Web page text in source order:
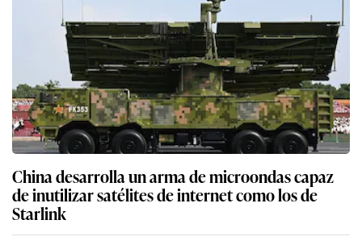
China desarrolla un arma de microondas capaz
de inutilizar satélites de internet como los de
Starlink